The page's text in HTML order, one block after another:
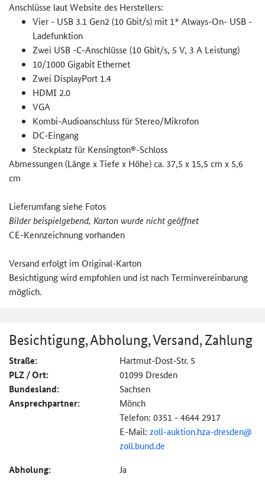
Anschlüsse laut Website des Herstellers:
Vier - USB 3.1 Gen2 (10 Gbit/s) mit 1* Always-On- USB -
Ladefunktion
Zwei USB -C-Anschlüsse (10 Gbit/s, 5 V, 3 A Leistung)
10/1000 Gigabit Ethernet
Zwei DisplayPort 1.4
HDMI 2.0
VGA
Kombi-Audioanschluss für Stereo/Mikrofon
DC-Eingang
Steckplatz für Kensington®-Schloss
Abmessungen (Länge x Tiefe x Höhe) ca. 37,5 x 15,5 cm x 5,6
cm
Lieferumfang siehe Fotos
Bilder beispielgebend, Karton wurde nicht geöffnet
CE-Kennzeichnung vorhanden
Versand erfolgt im Original-Karton
Besichtigung wird empfohlen und ist nach Terminvereinbarung
möglich.
Besichtigung, Abholung, Versand, Zahlung
Straße: Hartmut-Dost-Str. 5
PLZ / Ort: 01099 Dresden
Bundesland: Sachsen
Ansprechpartner:
Mönch
Telefon: 0351 - 4644 2917
E-Mail: zoll-auktion.hza-dresden@
zoll.bund.de
Abholung: Ja